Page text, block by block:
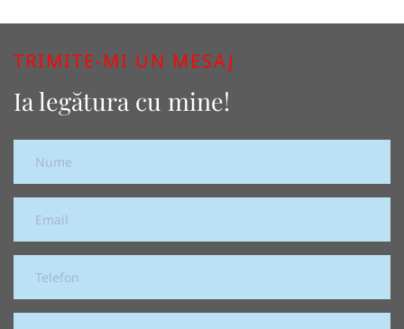
TRIMITE-MI UN MESAJ
Ia legătura cu mine!